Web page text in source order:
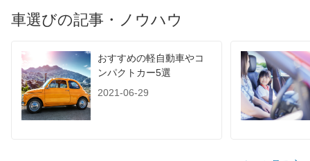
車選びの記事・ノウハウ
おすすめの軽自動車やコ
ンパクトカー5選
2021-06-29